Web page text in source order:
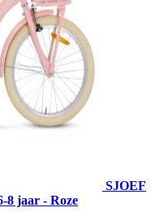
SJOEF
8 jaar - Roze